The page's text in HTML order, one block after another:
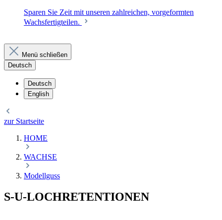
Sparen Sie Zeit mit unseren zahlreichen, vorgeformten
Wachsfertigteilen.
Menü schließen
Deutsch
Deutsch
English
zur Startseite
HOME
WACHSE
Modellguss
S-U-LOCHRETENTIONEN